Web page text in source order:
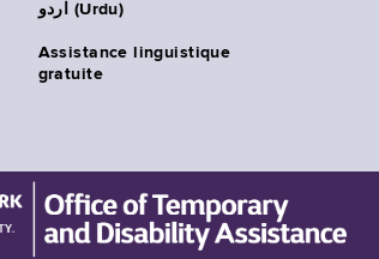
اردو (Urdu)
Assistance linguistique
gratuite